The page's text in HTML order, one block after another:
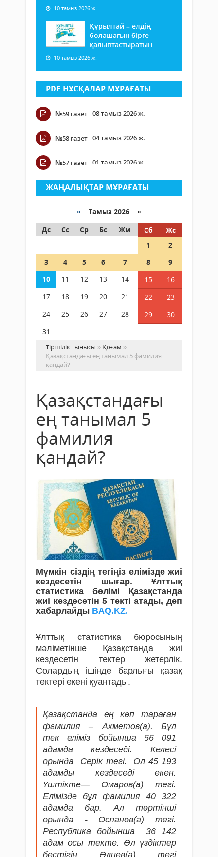
10 тамыз 2026 ж.
Құрылтай – елдің
болашағын бірге
қалыптастыратын
10 тамыз 2026 ж.
PDF НҰСҚАЛАР МҰРАҒАТЫ
№59 газет 08 тамыз 2026 ж.
№58 газет 04 тамыз 2026 ж.
№57 газет 01 тамыз 2026 ж.
ЖАҢАЛЫҚТАР МҰРАҒАТЫ
« Тамыз 2026 »
Дс
Сс Ср Бс Жм Сб
Жс
1
2
3
4 5 6 7 8
9
10
11 12 13 14 15
16
17
18 19 20 21 22
23
24
25 26 27 28 29
30
31
Тіршілік тынысы » Қоғам »
Қазақстандағы ең танымал 5 фамилия
қандай?
Қазақстандағы
ең танымал 5
фамилия
қандай?
Мүмкін сіздің тегіңіз елімізде жиі
кездесетін шығар. Ұлттық
статистика бөлімі Қазақстанда
жиі кездесетін 5 текті атады, деп
хабарлайды BAQ.KZ.
Ұлттық статистика бюросының
мәліметінше Қазақстанда жиі
кездесетін тектер жетерлік.
Солардың ішінде барлығы қазақ
тектері екені қуантады.
Қазақстанда ең көп тараған
фамилия – Ахметов(а). Бұл
тек еліміз бойынша 66 091
адамда кездеседі. Келесі
орында Серік тегі. Ол 45 193
адамды кездеседі екен.
Үштікте— Омаров(а) тегі.
Елімізде бұл фамилия 40 322
адамда бар. Ал төртінші
орында - Оспанов(а) тегі.
Республика бойынша 36 142
адам осы текте. Әл үздіктер
бестігін Әлиев(а) тегі